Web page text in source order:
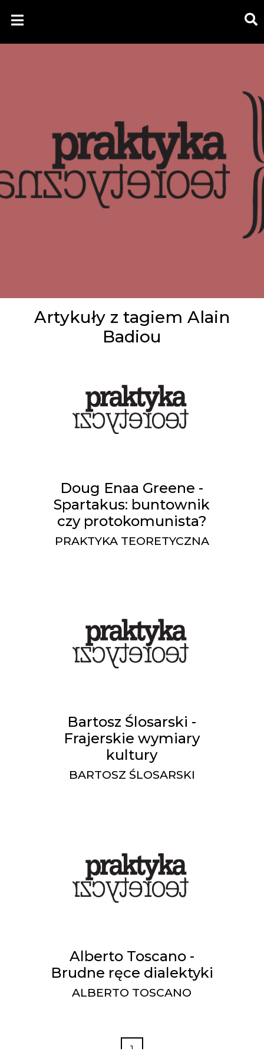
Artykuły z tagiem Alain
Badiou
Doug Enaa Greene -
Spartakus: buntownik
czy protokomunista?
PRAKTYKA TEORETYCZNA
Bartosz Ślosarski -
Frajerskie wymiary
kultury
BARTOSZ ŚLOSARSKI
Alberto Toscano -
Brudne ręce dialektyki
ALBERTO TOSCANO
1